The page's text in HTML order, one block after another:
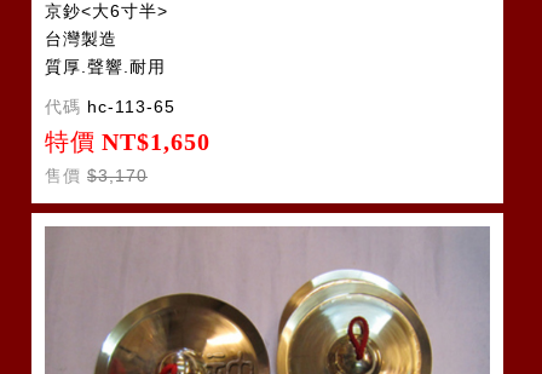
京鈔<大6寸半>
台灣製造
質厚.聲響.耐用
代碼 hc-113-65
特價 NT$1,650
售價 $3,170